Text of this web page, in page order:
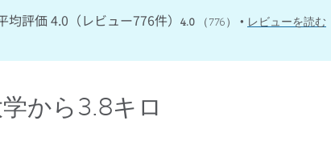
4.0 （776） • レビューを読む
から3.8キロ